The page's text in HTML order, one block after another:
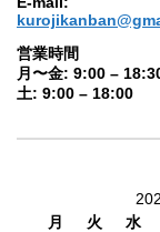
営業時間
月〜金: 9:00 –
土: 9:00 – 18:00
月
火 水